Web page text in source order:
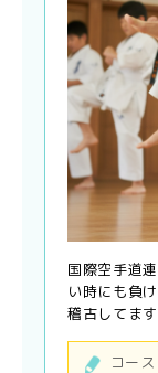
国際空手道
い時にも負
稽古してます
コー